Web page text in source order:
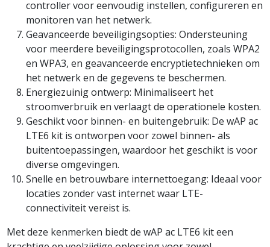
controller voor eenvoudig instellen, configureren en
monitoren van het netwerk.
Geavanceerde beveiligingsopties: Ondersteuning
voor meerdere beveiligingsprotocollen, zoals WPA2
en WPA3, en geavanceerde encryptietechnieken om
het netwerk en de gegevens te beschermen.
Energiezuinig ontwerp: Minimaliseert het
stroomverbruik en verlaagt de operationele kosten.
Geschikt voor binnen- en buitengebruik: De wAP ac
LTE6 kit is ontworpen voor zowel binnen- als
buitentoepassingen, waardoor het geschikt is voor
diverse omgevingen.
Snelle en betrouwbare internettoegang: Ideaal voor
locaties zonder vast internet waar LTE-
connectiviteit vereist is.
Met deze kenmerken biedt de wAP ac LTE6 kit een